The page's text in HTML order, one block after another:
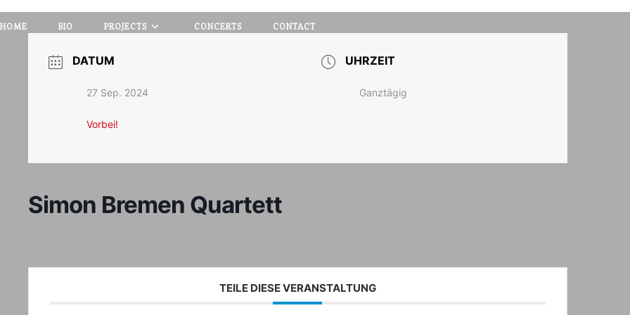
HOME BIO PROJECTS CONCERTS CONTACT
DATUM
27 Sep. 2024
Vorbei!
UHRZEIT
Ganztägig
Simon Bremen Quartett
TEILE DIESE VERANSTALTUNG